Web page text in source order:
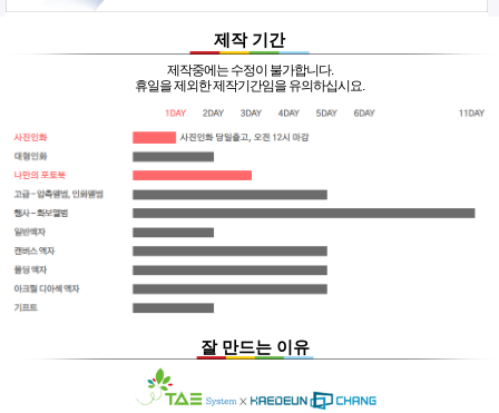
제작 기간
제작중에는 수정이 불가합니다.
휴일을 제외한 제작기간임을 유의하십시요.
잘 만드는 이유